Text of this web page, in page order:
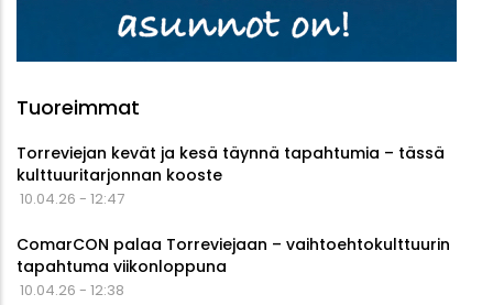
Tuoreimmat
Torreviejan kevät ja kesä täynnä tapahtumia – tässä
kulttuuritarjonnan kooste
10.04.26 - 12:47
ComarCON palaa Torreviejaan – vaihtoehtokulttuurin
tapahtuma viikonloppuna
10.04.26 - 12:38